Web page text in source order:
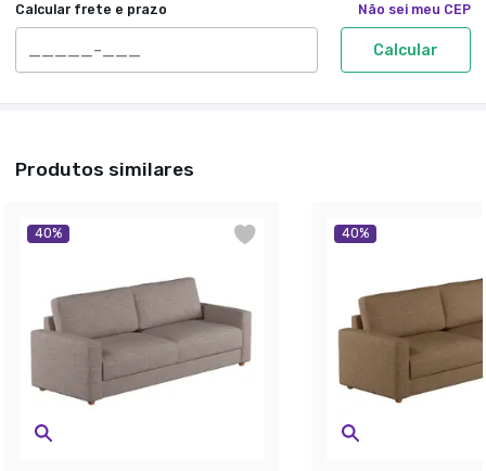
Calcular frete e prazo Não sei meu CEP
Calcular
Produtos similares
40% 40%